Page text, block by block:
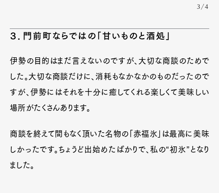
3/4
３．門前町ならではの「甘いものと酒処」
伊勢の目的はまだ言えないのですが、大切な商談のためで
した。大切な商談だけに、消耗もなかなかのものだったので
すが、伊勢にはそれを十分に癒してくれる楽しくて美味しい
場所がたくさんあります。
商談を終えて間もなく頂いた名物の「赤福氷」は最高に美味
しかったです。ちょうど出始めたばかりで、私の“初氷”となり
ました。